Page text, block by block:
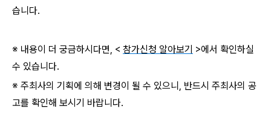
습니다.
※ 내용이 더 궁금하시다면, < 참가신청 알아보기 >에서 확인하실
수 있습니다.
※ 주최사의 기획에 의해 변경이 될 수 있으니, 반드시 주최사의 공
고를 확인해 보시기 바랍니다.